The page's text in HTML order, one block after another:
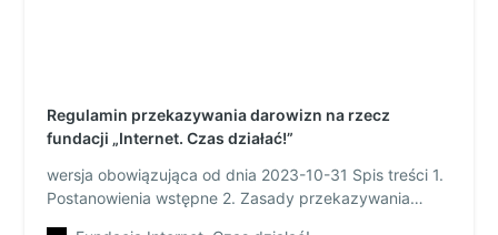
Regulamin przekazywania darowizn na rzecz
fundacji „Internet. Czas działać!”
wersja obowiązująca od dnia 2023-10-31 Spis treści 1.
Postanowienia wstępne 2. Zasady przekazywania